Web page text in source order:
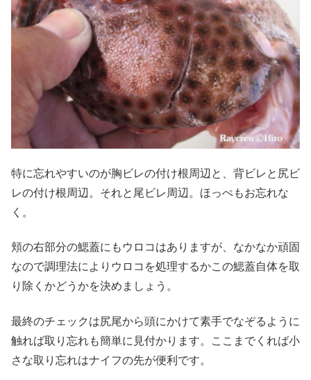
特に忘れやすいのが胸ビレの付け根周辺と、背ビレと尻ビ
レの付け根周辺。それと尾ビレ周辺。ほっぺもお忘れな
く。
頬の右部分の鰓蓋にもウロコはありますが、なかなか頑固
なので調理法によりウロコを処理するかこの鰓蓋自体を取
り除くかどうかを決めましょう。
最終のチェックは尻尾から頭にかけて素手でなぞるように
触れば取り忘れも簡単に見付かります。ここまでくれば小
さな取り忘れはナイフの先が便利です。